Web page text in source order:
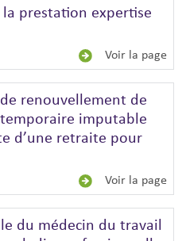
prestation expertise
Voir la page
renouvellement de
imputable
d’une retraite pour
Voir la page
du médecin du travail